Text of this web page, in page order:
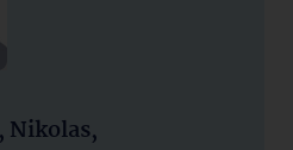
Nikolas,